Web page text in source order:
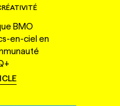
BMO
en-ciel en